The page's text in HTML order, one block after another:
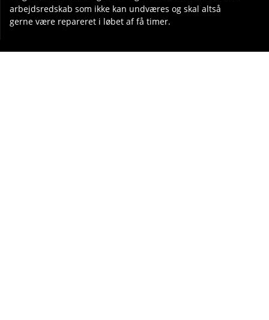
arbejdsredskab som ikke kan undværes og skal altså
gerne være repareret i løbet af få timer.